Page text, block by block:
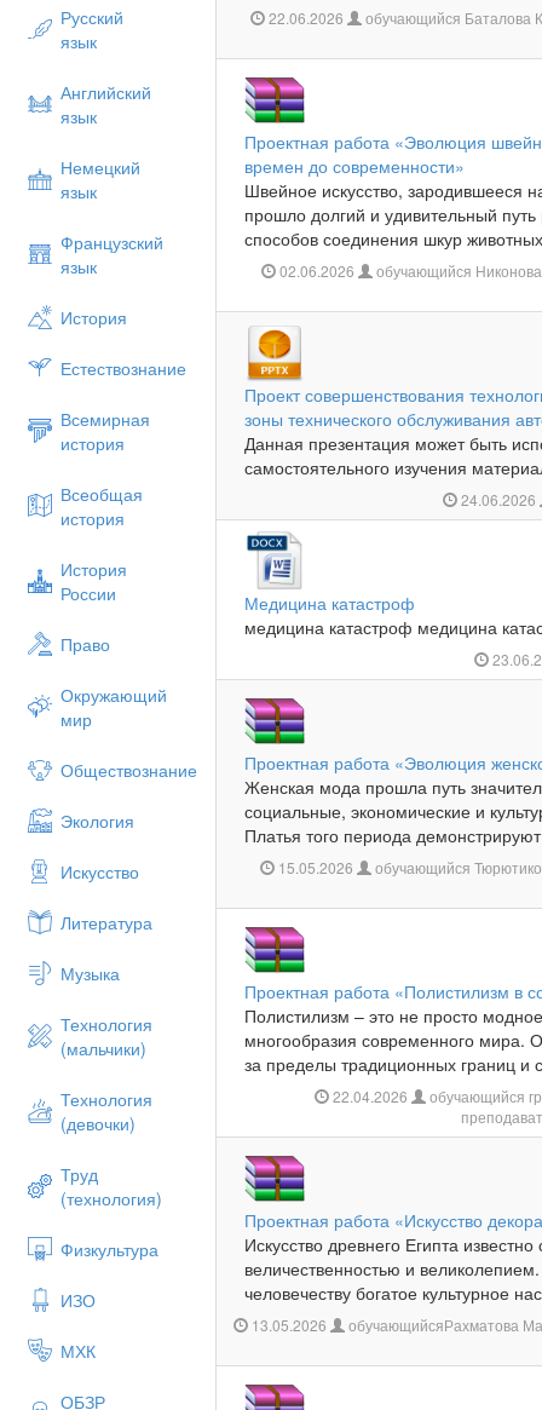
Русский
язык
Английский
язык
Немецкий
язык
Французский
язык
История
Естествознание
Всемирная
история
Всеобщая
история
История
России
Право
Окружающий
мир
Обществознание
Экология
Искусство
Литература
Музыка
Технология
(мальчики)
Технология
(девочки)
Труд
(технология)
Физкультура
ИЗО
МХК
ОБЗР
22.06.2026 обучающийся Баталова
Проектная работа «Эволюция
времен до современности»
Швейное искусство, зародившееся
прошло долгий и удивительный
способов соединения шкур
02.06.2026 обучающийся
Проект совершенствования
зоны технического обслуживания
Данная презентация может быть
самостоятельного изучения
24.06.2026
Медицина катастроф
медицина катастроф медицина
Проектная работа «Эволюция
Женская мода прошла путь
социальные, экономические и
Платья того периода
15.05.2026 обучающийся
Проектная работа «Полистилизм в
Полистилизм – это не просто
многообразия современного мира.
за пределы традиционных границ и
22.04.2026
обучающийся
Проектная работа «Искусство
Искусство древнего Египта
величественностью и
человечеству богатое культурное
13.05.2026 обучающийсяРахматова